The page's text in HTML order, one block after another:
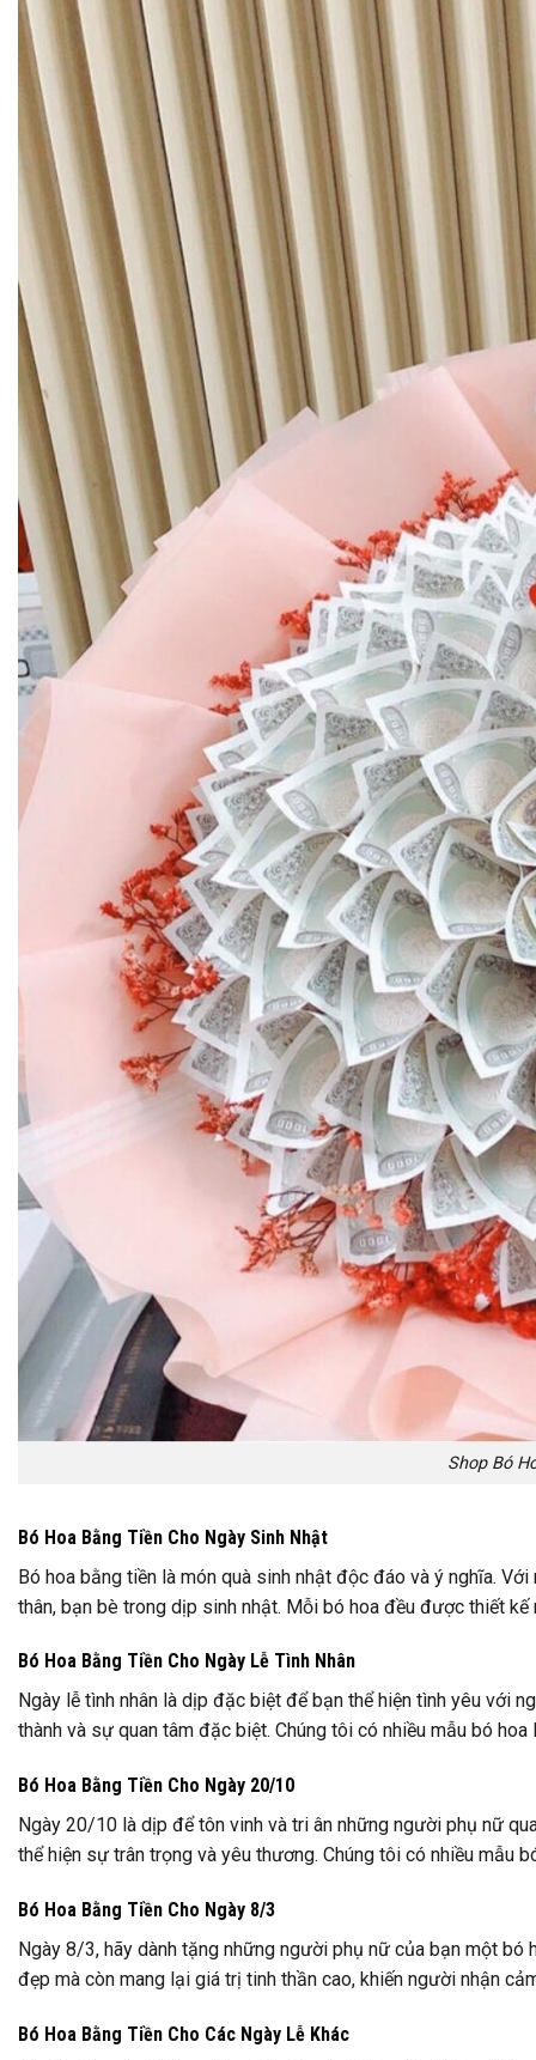
Shop Bó
Bó Hoa Bằng Tiền Cho Ngày Sinh Nhật
Bó hoa bằng tiền là món quà sinh nhật độc đáo và ý nghĩa.
thân, bạn bè trong dịp sinh nhật. Mỗi bó hoa đều được thiết
Bó Hoa Bằng Tiền Cho Ngày Lễ Tình Nhân
Ngày lễ tình nhân là dịp đặc biệt để bạn thể hiện tình yêu với
thành và sự quan tâm đặc biệt. Chúng tôi có nhiều mẫu bó
Bó Hoa Bằng Tiền Cho Ngày 20/10
Ngày 20/10 là dịp để tôn vinh và tri ân những người phụ nữ
thể hiện sự trân trọng và yêu thương. Chúng tôi có nhiều mẫu
Bó Hoa Bằng Tiền Cho Ngày 8/3
Ngày 8/3, hãy dành tặng những người phụ nữ của bạn một
đẹp mà còn mang lại giá trị tinh thần cao, khiến người nhận
Bó Hoa Bằng Tiền Cho Các Ngày Lễ Khác